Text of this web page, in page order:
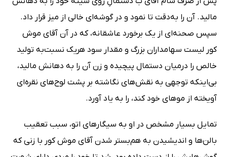
مالید. آن را به‌دقت تا نمود و در گوشه‌ای خالی از میز قرار داد.
سپس صحنه‌ای از یک برخورد عاشقانه، که در آن آقای موش
کور لیست سهامداران بزرگ و مقدار سود هریک نسبت‌به تولید
خالص را درمیان دستمال پیچیده و زن آن را به دهانش مالید،
بی‌اینکه توجهی به نقش‌های نگاشته بر پشت لوح‌های نقره‌ای
آویخته از موهای خود کند، را به یاد آورد.
تمایل بسیار مشخص در او به سیگارهای اتو، سبب تعقیب
بالن‌ها و اندیشیدن به هم‌بستر شدن آقای موش کور با زنی که